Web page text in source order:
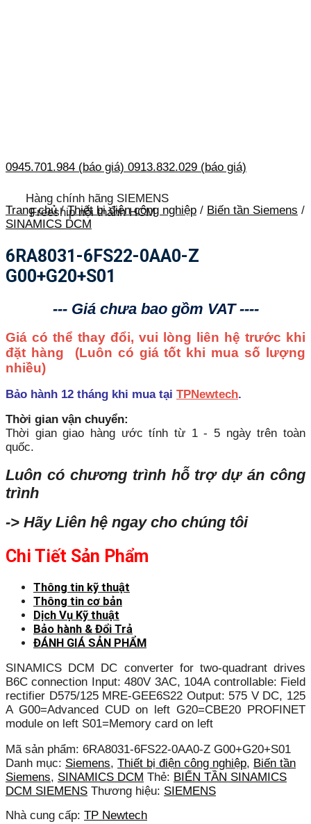
0945.701.984 (báo giá) 0913.832.029 (báo giá)
Hàng chính hãng SIEMENS
Freeship nội thành HCM
Trang chủ / Thiết bị điện công nghiệp / Biến tần Siemens /
SINAMICS DCM
6RA8031-6FS22-0AA0-Z
G00+G20+S01
--- Giá chưa bao gồm VAT ----
Giá có thể thay đổi, vui lòng liên hệ trước khi
đặt hàng (Luôn có giá tốt khi mua số lượng
nhiều)
Bảo hành 12 tháng khi mua tại TPNewtech.
Thời gian vận chuyển:
Thời gian giao hàng ước tính từ 1 - 5 ngày trên toàn
quốc.
Luôn có chương trình hỗ trợ dự án công
trình
-> Hãy Liên hệ ngay cho chúng tôi
Chi Tiết Sản Phẩm
Thông tin kỹ thuật
Thông tin cơ bản
Dịch Vụ Kỹ thuật
Bảo hành & Đổi Trả
ĐÁNH GIÁ SẢN PHẨM
SINAMICS DCM DC converter for two-quadrant drives
B6C connection Input: 480V 3AC, 104A controllable: Field
rectifier D575/125 MRE-GEE6S22 Output: 575 V DC, 125
A G00=Advanced CUD on left G20=CBE20 PROFINET
module on left S01=Memory card on left
Mã sản phẩm: 6RA8031-6FS22-0AA0-Z G00+G20+S01
Danh mục: Siemens, Thiết bị điện công nghiệp, Biến tần
Siemens, SINAMICS DCM Thẻ: BIẾN TẦN SINAMICS
DCM SIEMENS Thương hiệu: SIEMENS
Nhà cung cấp: TP Newtech